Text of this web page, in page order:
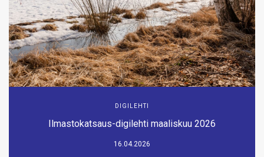
DIGILEHTI
Ilmastokatsaus-digilehti maaliskuu 2026
16.04.2026